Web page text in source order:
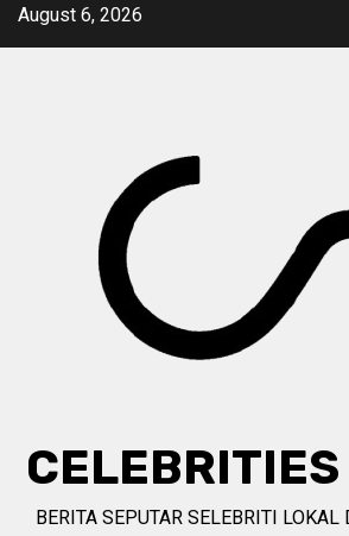
SkipAugust 6, 2026
BERITA SEPUTAR SELEBRITI LOKAL